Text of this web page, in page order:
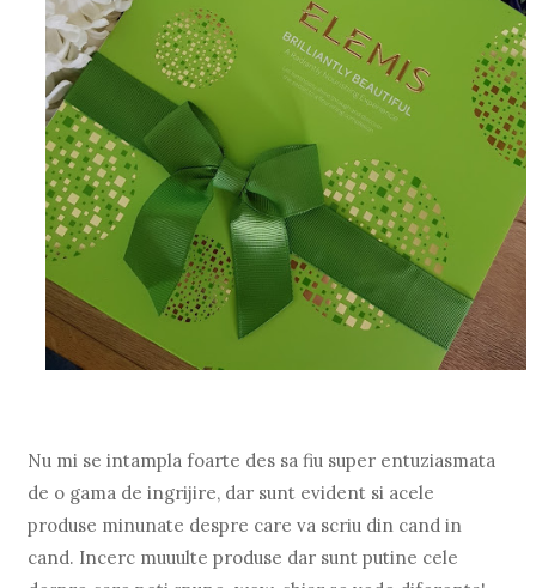
Nu mi se intampla foarte des sa fiu super entuziasmata
de o gama de ingrijire, dar sunt evident si acele
produse minunate despre care va scriu din cand in
cand. Incerc muuulte produse dar sunt putine cele